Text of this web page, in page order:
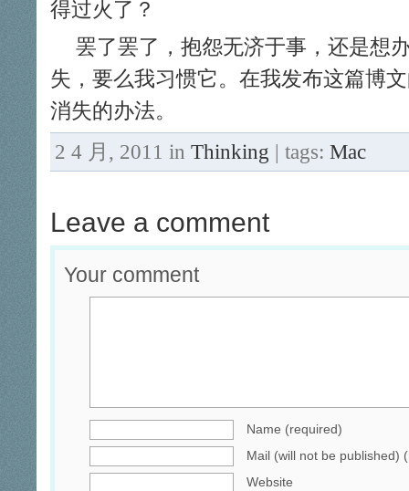
得过火了？
罢了罢了，抱怨无济于事，还是想
失，要么我习惯它。在我发布这篇博
消失的办法。
2 4 月, 2011 in Thinking | tags: Mac
Leave a comment
Your comment
Name (required)
Mail (will not be published)
Website